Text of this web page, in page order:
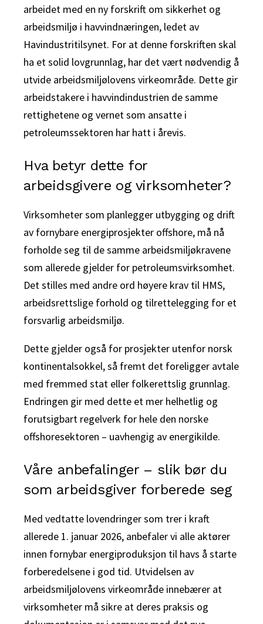
arbeidet med en ny forskrift om sikkerhet og
arbeidsmiljø i havvindnæringen, ledet av
Havindustritilsynet. For at denne forskriften skal
ha et solid lovgrunnlag, har det vært nødvendig å
utvide arbeidsmiljølovens virkeområde. Dette gir
arbeidstakere i havvindindustrien de samme
rettighetene og vernet som ansatte i
petroleumssektoren har hatt i årevis.
Hva betyr dette for
arbeidsgivere og virksomheter?
Virksomheter som planlegger utbygging og drift
av fornybare energiprosjekter offshore, må nå
forholde seg til de samme arbeidsmiljøkravene
som allerede gjelder for petroleumsvirksomhet.
Det stilles med andre ord høyere krav til HMS,
arbeidsrettslige forhold og tilrettelegging for et
forsvarlig arbeidsmiljø.
Dette gjelder også for prosjekter utenfor norsk
kontinentalsokkel, så fremt det foreligger avtale
med fremmed stat eller folkerettslig grunnlag.
Endringen gir med dette et mer helhetlig og
forutsigbart regelverk for hele den norske
offshoresektoren – uavhengig av energikilde.
Våre anbefalinger – slik bør du
som arbeidsgiver forberede seg
Med vedtatte lovendringer som trer i kraft
allerede 1. januar 2026, anbefaler vi alle aktører
innen fornybar energiproduksjon til havs å starte
forberedelsene i god tid. Utvidelsen av
arbeidsmiljølovens virkeområde innebærer at
virksomheter må sikre at deres praksis og